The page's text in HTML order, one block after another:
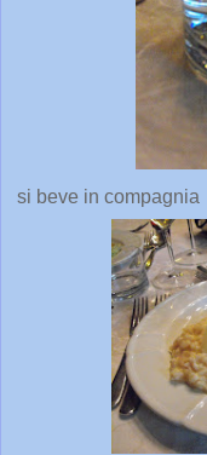
si beve in compagnia